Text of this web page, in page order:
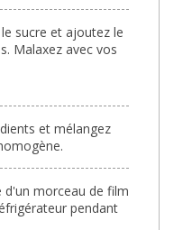
sucre et ajoutez le
Malaxez avec vos
et mélangez
d'un morceau de film
pendant